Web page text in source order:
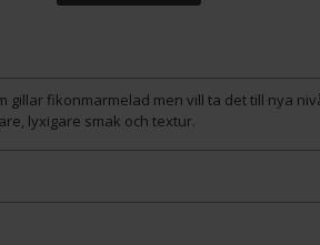
gillar fikonmarmelad men vill ta det till nya
lyxigare smak och textur.